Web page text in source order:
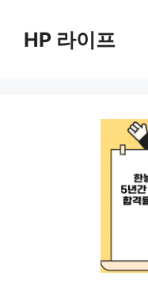
HP 라이프